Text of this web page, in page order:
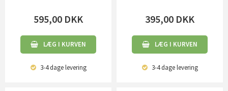
595,00 DKK
LÆG I KURVEN
3-4 dagelevering
395,00 DKK
LÆG I KURVEN
3-4 dagelevering